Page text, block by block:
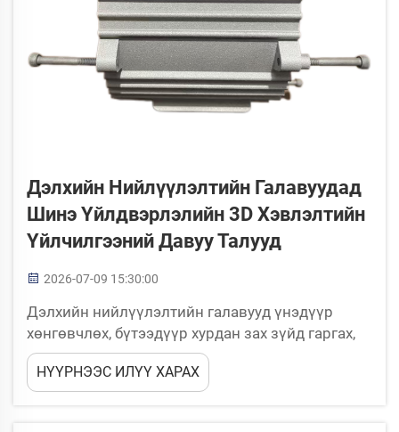
Дэлхийн Нийлүүлэлтийн Галавуудад
Шинэ Үйлдвэрлэлийн 3D Хэвлэлтийн
Үйлчилгээний Давуу Талууд
2026-07-09 15:30:00
Дэлхийн нийлүүлэлтийн галавууд үнэдүүр
хөнгөвчлөх, бүтээдүүр хурдан зах зүйд гаргах,
үүрд үл тогтвортой орчинд сургуульд хадгалж
үлдэх хүчирхүүлд үнэдүүр дарлалд орж байна.
Уламжлалт үйлдвэрлэлтүүд нь ихэнхдээ урт
НҮҮРНЭЭС ИЛҮҮ ХАРАХ